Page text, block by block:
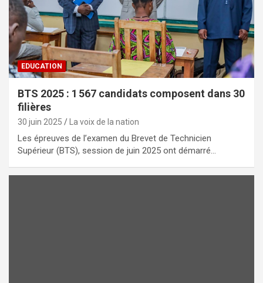
EDUCATION
BTS 2025 : 1 567 candidats composent dans 30
filières
30 juin 2025 La voix de la nation
Les épreuves de l’examen du Brevet de Technicien
Supérieur (BTS), session de juin 2025 ont démarré…